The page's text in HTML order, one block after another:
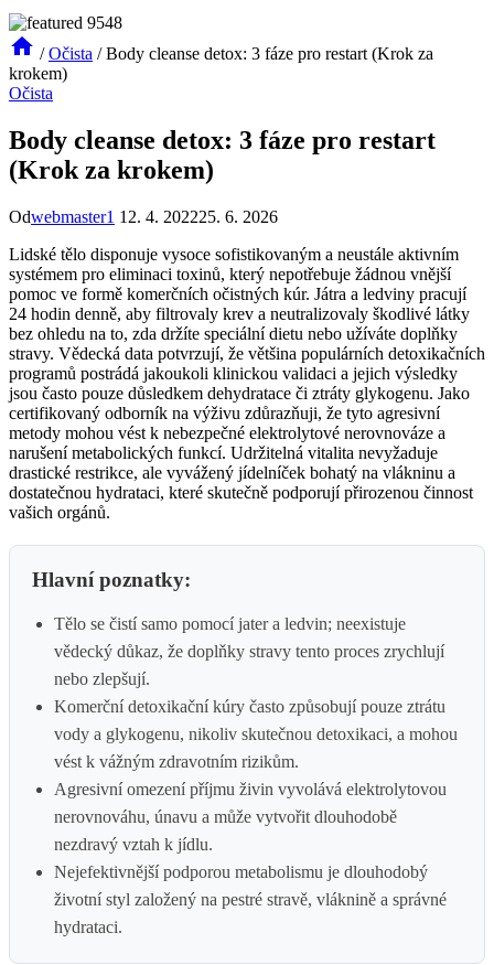
/ Očista / Body cleanse detox: 3 fáze pro restart (Krok za
krokem)
Očista
Body cleanse detox: 3 fáze pro restart
(Krok za krokem)
Odwebmaster1 12. 4. 202225. 6. 2026
Lidské tělo disponuje vysoce sofistikovaným a neustále aktivním
systémem pro eliminaci toxinů, který nepotřebuje žádnou vnější
pomoc ve formě komerčních očistných kúr. Játra a ledviny pracují
24 hodin denně, aby filtrovaly krev a neutralizovaly škodlivé látky
bez ohledu na to, zda držíte speciální dietu nebo užíváte doplňky
stravy. Vědecká data potvrzují, že většina populárních detoxikačních
programů postrádá jakoukoli klinickou validaci a jejich výsledky
jsou často pouze důsledkem dehydratace či ztráty glykogenu. Jako
certifikovaný odborník na výživu zdůrazňuji, že tyto agresivní
metody mohou vést k nebezpečné elektrolytové nerovnováze a
narušení metabolických funkcí. Udržitelná vitalita nevyžaduje
drastické restrikce, ale vyvážený jídelníček bohatý na vlákninu a
dostatečnou hydrataci, které skutečně podporují přirozenou činnost
vašich orgánů.
Hlavní poznatky:
Tělo se čistí samo pomocí jater a ledvin; neexistuje
vědecký důkaz, že doplňky stravy tento proces zrychlují
nebo zlepšují.
Komerční detoxikační kúry často způsobují pouze ztrátu
vody a glykogenu, nikoliv skutečnou detoxikaci, a mohou
vést k vážným zdravotním rizikům.
Agresivní omezení příjmu živin vyvolává elektrolytovou
nerovnováhu, únavu a může vytvořit dlouhodobě
nezdravý vztah k jídlu.
Nejefektivnější podporou metabolismu je dlouhodobý
životní styl založený na pestré stravě, vláknině a správné
hydrataci.